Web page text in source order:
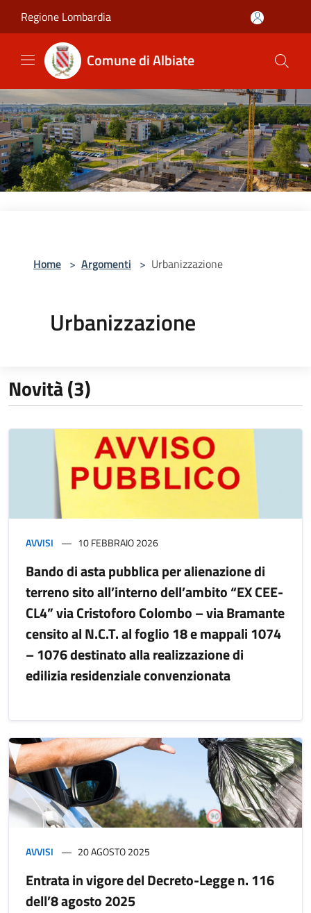
Regione Lombardia
Comune di Albiate
Home > Argomenti > Urbanizzazione
Urbanizzazione
Novità (3)
AVVISI 10 FEBBRAIO 2026
Bando di asta pubblica per alienazione di
terreno sito all’interno dell’ambito “EX CEE-
CL4” via Cristoforo Colombo – via Bramante
censito al N.C.T. al foglio 18 e mappali 1074
– 1076 destinato alla realizzazione di
edilizia residenziale convenzionata
AVVISI 20 AGOSTO 2025
Entrata in vigore del Decreto-Legge n. 116
dell’8 agosto 2025